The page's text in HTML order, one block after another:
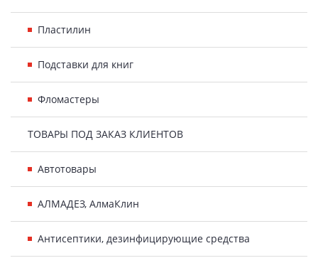
Пластилин
Подставки для книг
Фломастеры
ТОВАРЫ ПОД ЗАКАЗ КЛИЕНТОВ
Автотовары
АЛМАДЕЗ, АлмаКлин
Антисептики, дезинфицирующие средства